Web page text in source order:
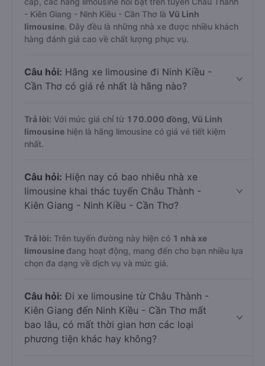
- Kiên Giang - Ninh Kiều - Cần Thơ là Vũ Linh
limousine. Đây đều là những nhà xe được nhiều khách
hàng đánh giá cao về chất lượng phục vụ.
Câu hỏi: Hãng xe limousine đi Ninh Kiều -
Cần Thơ có giá rẻ nhất là hãng nào?
Trả lời: Với mức giá chỉ từ 170.000 đồng, Vũ Linh
limousine hiện là hãng limousine có giá vé tiết kiệm
nhất.
Câu hỏi: Hiện nay có bao nhiêu nhà xe
limousine khai thác tuyến Châu Thành -
Kiên Giang - Ninh Kiều - Cần Thơ?
Trả lời: Trên tuyến đường này hiện có 1 nhà xe
limousine đang hoạt động, mang đến cho bạn nhiều lựa
chọn đa dạng về dịch vụ và mức giá.
Câu hỏi: Đi xe limousine từ Châu Thành -
Kiên Giang đến Ninh Kiều - Cần Thơ mất
bao lâu, có mất thời gian hơn các loại
phương tiện khác hay không?